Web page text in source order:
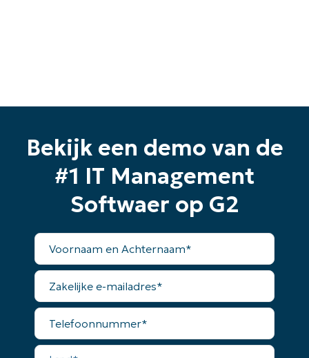
Bekijk een demo van de
#1 IT Management
Softwaer op G2
Voornaam
Achternaam*
Zakelijke
mailadres*
Telefoonnummer*
Land*